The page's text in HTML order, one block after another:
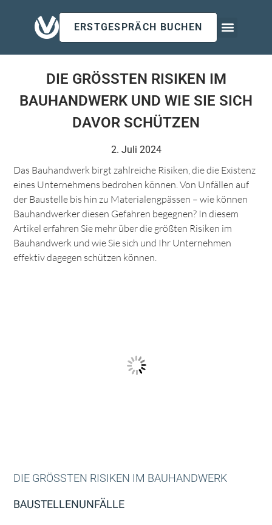
ERSTGESPRÄCH BUCHEN
DIE GRÖSSTEN RISIKEN IM B
AUHANDWERK UND WIE SIE SICH D
AVOR SCHÜTZEN
2. Juli 2024
Das Bauhandwerk birgt zahlreiche Risiken, die die Existenz
eines Unternehmens bedrohen können. Von Unfällen auf
der Baustelle bis hin zu Materialengpässen – wie können
Bauhandwerker diesen Gefahren begegnen? In diesem
Artikel erfahren Sie mehr über die größten Risiken im
Bauhandwerk und wie Sie sich und Ihr Unternehmen
effektiv dagegen schützen können.
DIE GRÖSSTEN RISIKEN IM BAUHANDWERK
BAUSTELLENUNFÄLLE